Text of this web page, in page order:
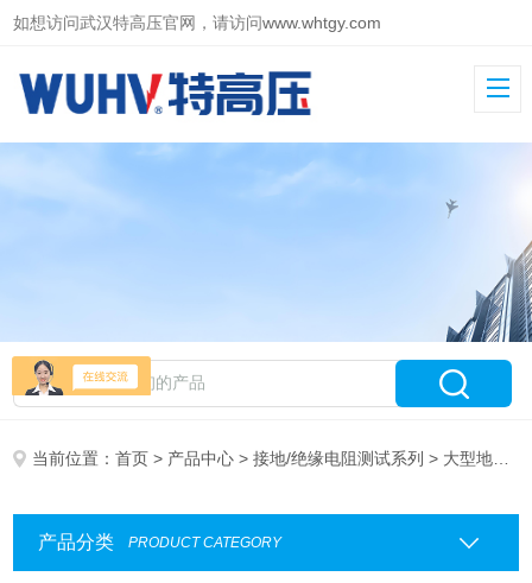
如想访问武汉特高压官网，请访问www.whtgy.com
当前位置：首页 > 产品中心 >接地/绝缘电阻测试系列 > 大型地网接地电阻测试仪
产品分类 PRODUCT CATEGORY